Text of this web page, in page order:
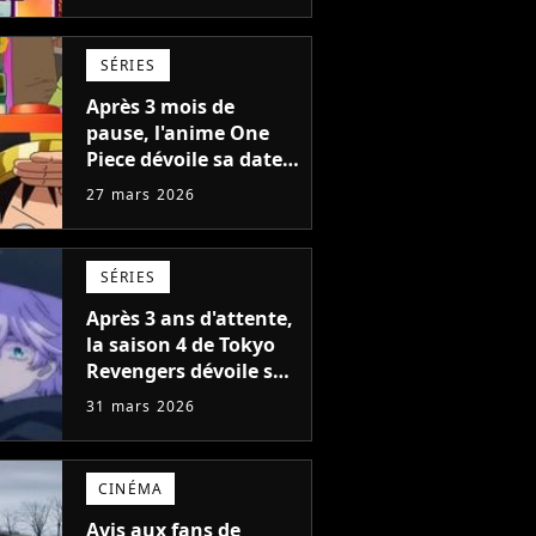
plusieurs conflits..."
SÉRIES
Après 3 mois de
pause, l'anime One
Piece dévoile sa date
de retour avec un
moins d'épisodes)
27 mars 2026
SÉRIES
Après 3 ans d'attente,
la saison 4 de Tokyo
Revengers dévoile sa
date de sortie et ses
31 mars 2026
CINÉMA
Avis aux fans de